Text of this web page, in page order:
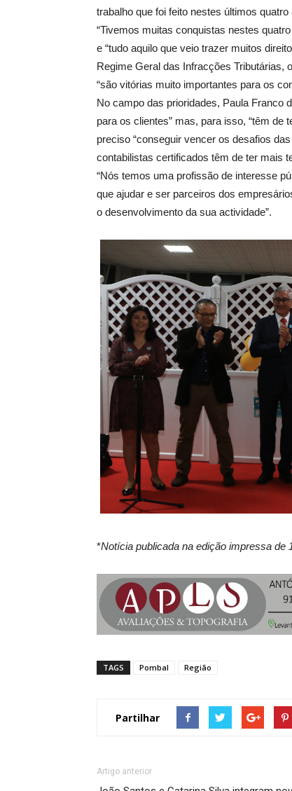
trabalho que foi feito nestes últimos quatro
“Tivemos muitas conquistas nestes
e “tudo aquilo que veio trazer muitos
Regime Geral das Infracções Tributárias,
“são vitórias muito importantes para os
No campo das prioridades, Paula Franco
para os clientes” mas, para isso, “têm de
preciso “conseguir vencer os desafios
contabilistas certificados têm de ter mais
“Nós temos uma profissão de interesse
que ajudar e ser parceiros dos
o desenvolvimento da sua actividade”.
*Notícia publicada na edição impressa de
TAGS Pombal Região
Partilhar
Artigo anterior